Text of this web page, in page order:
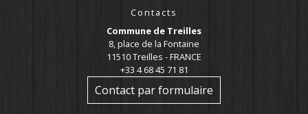
Contacts
Commune de Treilles
8, place de la Fontaine
11510 Treilles - FRANCE
+33 4 68 45 71 81
Contact par formulaire